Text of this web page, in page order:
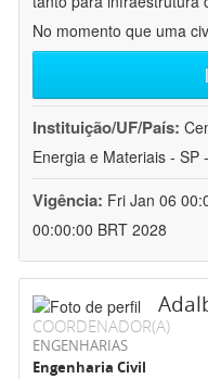
No momento que uma
Instituição/UF/País:
Energia e Materiais - SP
Vigência: Fri Jan 06
00:00:00 BRT 2028
COORDENADOR(A)
ENGENHARIAS
Engenharia Civil